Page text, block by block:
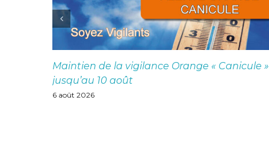
Maintien de la vigilance Orange « Canicule »
jusqu’au 10 août
6 août 2026